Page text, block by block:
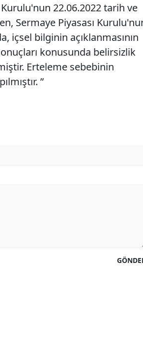
22.06.2022 tarih ve
Sermaye Piyasası
içsel bilginin açıklanmasının
konusunda belirsizlik
Erteleme sebebinin
”